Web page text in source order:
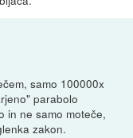
samo 100000x
parabolo
in ne samo moteče,
zakon.